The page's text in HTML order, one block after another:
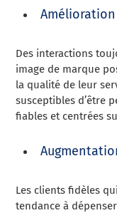
Amélioration
Des interactions
image de marque
la qualité de leur
susceptibles d’être
fiables et centrées
Les clients fidèles
tendance à